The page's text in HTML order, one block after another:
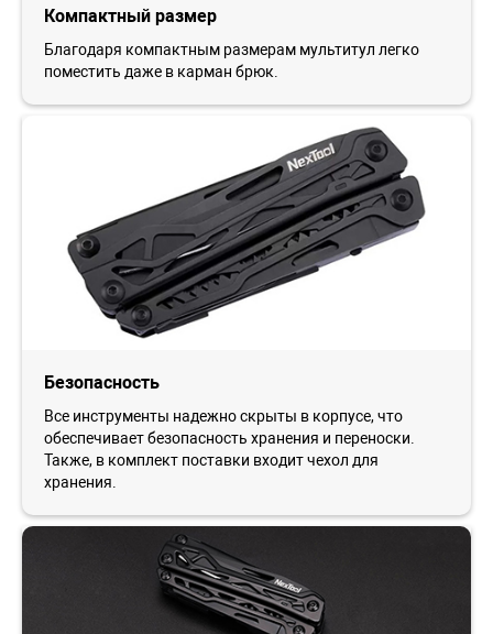
Компактный размер
Благодаря компактным размерам мультитул легко
поместить даже в карман брюк.
Безопасность
Все инструменты надежно скрыты в корпусе, что
обеспечивает безопасность хранения и переноски.
Также, в комплект поставки входит чехол для
хранения.